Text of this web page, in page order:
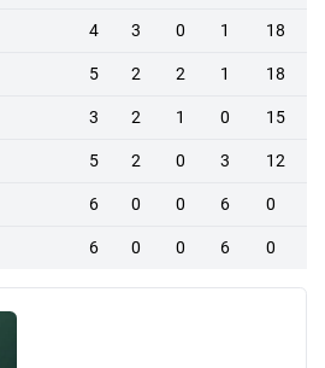
4 3 0 1 18
5 2 2 1 18
3 2 1 0 15
5 2 0 3 12
6 0 0 6 0
6 0 0 6 0